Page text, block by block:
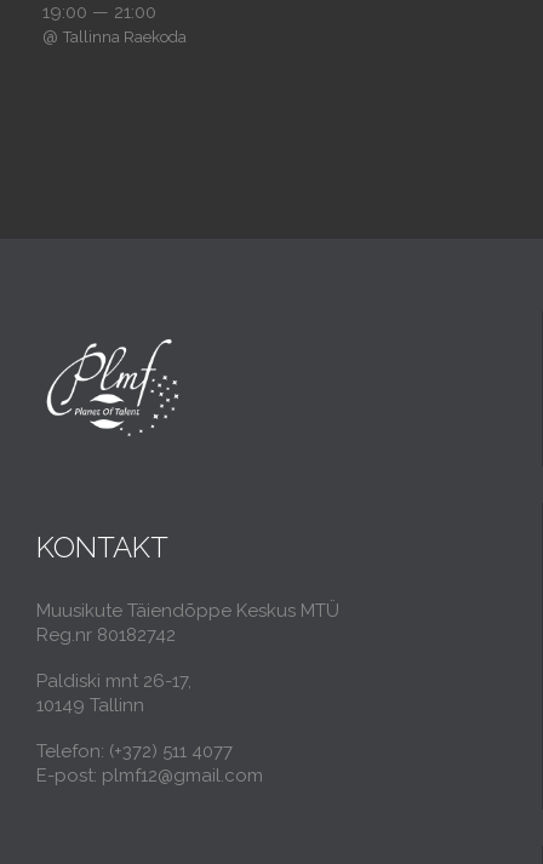
19:00 — 21:00
@ Tallinna Raekoda
KONTAKT
Muusikute Täiendõppe Keskus MTÜ
Reg.nr 80182742
Paldiski mnt 26-17,
10149 Tallinn
Telefon: (+372) 511 4077
E-post: plmf12@gmail.com